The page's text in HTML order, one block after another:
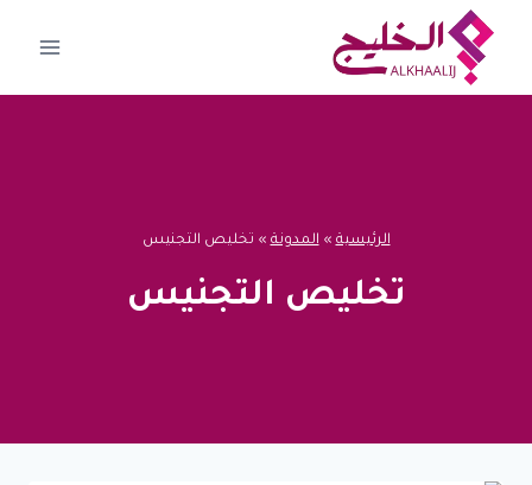
المحتوى
الرئيسية » المدونة » تخليص التجنيس
تخليص التجنيس